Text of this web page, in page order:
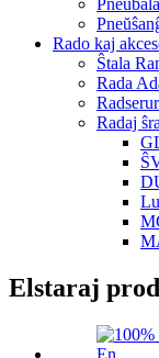
Rado kaj
Ŝtala
Rada
Radaj
Elstaraj